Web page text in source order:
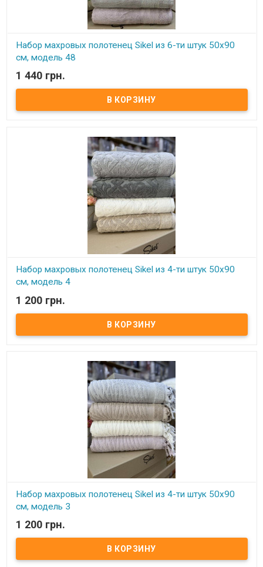
Набор махровых полотенец Sikel из 6-ти штук 50х90
см, модель 48
В наличии
Элитные махровые полотенца. Набор состоит из 6-ти штук.
Размер: 50х90 см - 6 штук Плотность: 550 г/м2 Состав: махра,
100% хлопок Производитель: Sikel (Турция)
1 440 грн.
Набор махровых полотенец Sikel из 4-ти штук 50х90
см, модель 4
В наличии
Набор махровых полотенец Sikel из 4 штук 50х90 см
Комплектность: 50х90 см (4 шт. ) Состав: махра (100% хлопок).
Плотность: 550 г.м.кв. Упаковка: ПВХ Производитель: Sikel
1 200 грн.
Набор махровых полотенец Sikel из 4-ти штук 50х90
см, модель 3
В наличии
Набор махровых полотенец Sikel из 4 штук 50х90 см
Комплектность: 50х90 см (4 шт. ) Состав: махра (100% хлопок).
Плотность: 550 г.м.кв. Упаковка: ПВХ Производитель: Sikel
1 200 грн.